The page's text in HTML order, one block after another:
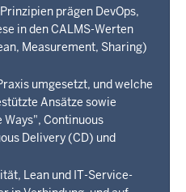
prägen DevOps,
in den CALMS-Werten
Measurement, Sharing)
umgesetzt, und welche
Ansätze sowie
Continuous
Delivery (CD) und
Lean und IT-Service-